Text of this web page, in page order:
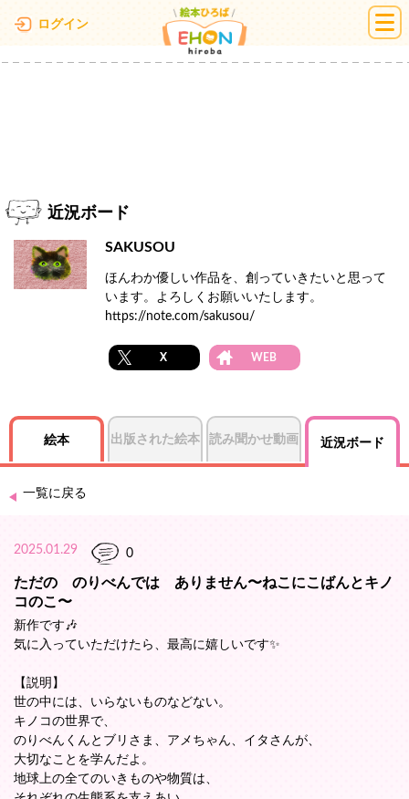
ログイン 絵本ひろば
近況ボード
SAKUSOU
ほんわか優しい作品を、創っていきたいと思って
います。よろしくお願いいたします。
https://note.com/sakusou/
X WEB
絵本 出版された絵本 読み聞かせ動画 近況ボード
一覧に戻る
2025.01.29 0
ただの のりべんでは ありません〜ねこにこばんとキノ
コのこ〜
新作です🎶
気に入っていただけたら、最高に嬉しいです✨️
【説明】
世の中には、いらないものなどない。
キノコの世界で、
のりべんくんとブリさま、アメちゃん、イタさんが、
大切なことを学んだよ。
地球上の全てのいきものや物質は、